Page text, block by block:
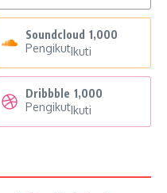
Soundcloud 1,000
PengikutIkuti
Dribbble 1,000
PengikutIkuti